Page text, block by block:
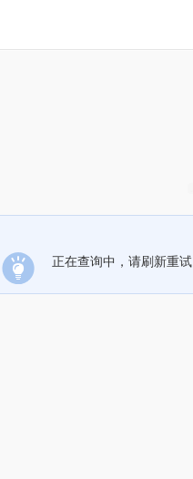
正在查询中，请刷新重试